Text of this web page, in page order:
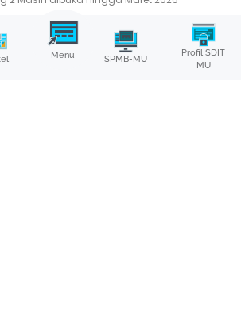
Menu SPMB-MU
Profil SDIT
MU